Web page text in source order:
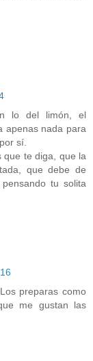
lo del limón, el
apenas nada para
sí.
que te diga, que la
que debe de
tu solita
preparas como
me gustan las